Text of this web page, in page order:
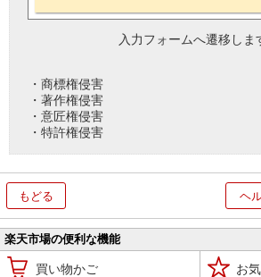
入力フォームへ遷移しま
・商標権侵害
・著作権侵害
・意匠権侵害
・特許権侵害
もどる ヘ
楽天市場の便利な機能
買い物かご お